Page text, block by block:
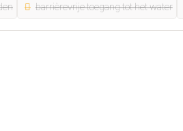
barrièrevrije toegang tot het water